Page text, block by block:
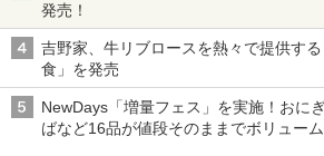
発売！
吉野家、牛リブロースを熱々で提供す
食」を発売
NewDays「増量フェス」を実施！おに
ばなど16品が値段そのままでボリュー